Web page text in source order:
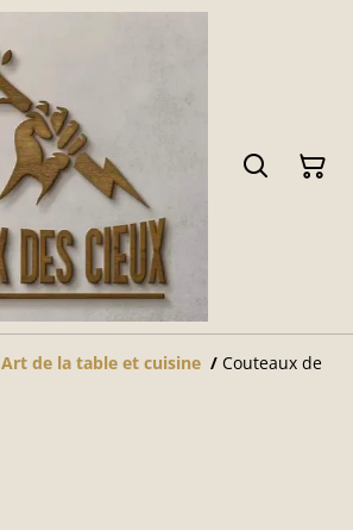
Art de la table et cuisine / Couteaux de